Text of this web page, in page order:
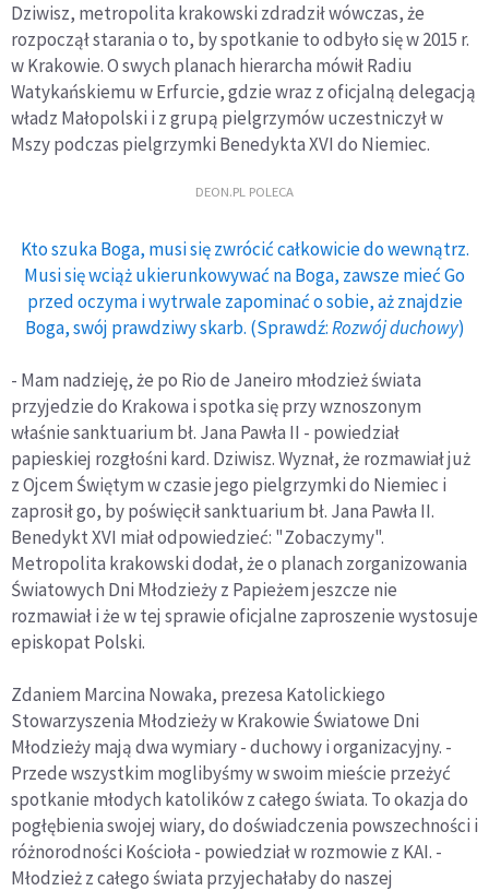
Dziwisz, metropolita krakowski zdradził wówczas, że
rozpoczął starania o to, by spotkanie to odbyło się w 2015 r.
w Krakowie. O swych planach hierarcha mówił Radiu
Watykańskiemu w Erfurcie, gdzie wraz z oficjalną delegacją
władz Małopolski i z grupą pielgrzymów uczestniczył w
Mszy podczas pielgrzymki Benedykta XVI do Niemiec.
DEON.PL POLECA
Kto szuka Boga, musi się zwrócić całkowicie do wewnątrz.
Musi się wciąż ukierunkowywać na Boga, zawsze mieć Go
przed oczyma i wytrwale zapominać o sobie, aż znajdzie
Boga, swój prawdziwy skarb. (Sprawdź:Rozwój duchowy)
- Mam nadzieję, że po Rio de Janeiro młodzież świata
przyjedzie do Krakowa i spotka się przy wznoszonym
właśnie sanktuarium bł. Jana Pawła II - powiedział
papieskiej rozgłośni kard. Dziwisz. Wyznał, że rozmawiał już
z Ojcem Świętym w czasie jego pielgrzymki do Niemiec i
zaprosił go, by poświęcił sanktuarium bł. Jana Pawła II.
Benedykt XVI miał odpowiedzieć: "Zobaczymy".
Metropolita krakowski dodał, że o planach zorganizowania
Światowych Dni Młodzieży z Papieżem jeszcze nie
rozmawiał i że w tej sprawie oficjalne zaproszenie wystosuje
episkopat Polski.
Zdaniem Marcina Nowaka, prezesa Katolickiego
Stowarzyszenia Młodzieży w Krakowie Światowe Dni
Młodzieży mają dwa wymiary - duchowy i organizacyjny. -
Przede wszystkim moglibyśmy w swoim mieście przeżyć
spotkanie młodych katolików z całego świata. To okazja do
pogłębienia swojej wiary, do doświadczenia powszechności i
różnorodności Kościoła - powiedział w rozmowie z KAI. -
Młodzież z całego świata przyjechałaby do naszej